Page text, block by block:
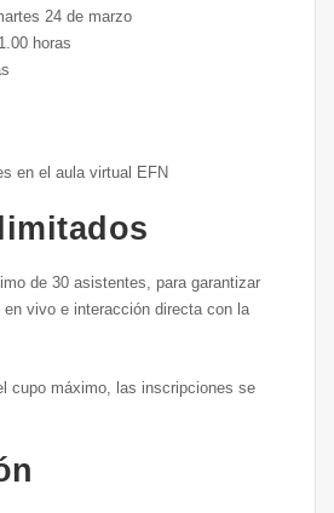
24 de marzo
horas
en el aula virtual EFN
de 30 asistentes, para garantizar
vivo e interacción directa con la
cupo máximo, las inscripciones se